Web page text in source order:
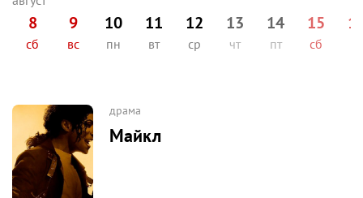
8
сб
9
вс
10
пн
11
вт
12
ср
13
чт
14
пт
15
сб
драма
Майкл